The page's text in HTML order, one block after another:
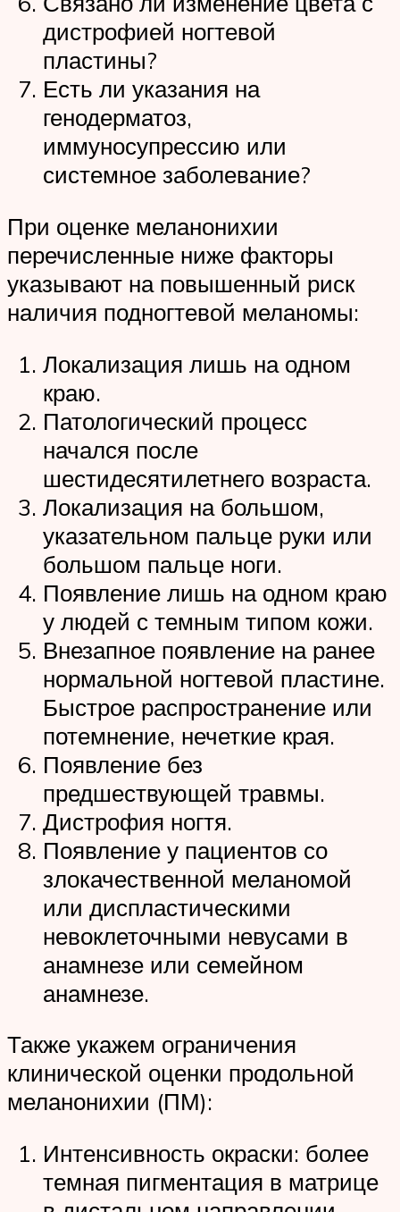
дистрофией ногтевой
пластины?
Есть ли указания на
генодерматоз,
иммуносупрессию или
системное заболевание?
При оценке меланонихии
перечисленные ниже факторы
указывают на повышенный риск
наличия подногтевой меланомы:
Локализация лишь на одном
краю.
Патологический процесс
начался после
шестидесятилетнего возраста.
Локализация на большом,
указательном пальце руки или
большом пальце ноги.
Появление лишь на одном краю
у людей с темным типом кожи.
Внезапное появление на ранее
нормальной ногтевой пластине.
Быстрое распространение или
потемнение, нечеткие края.
Появление без
предшествующей травмы.
Дистрофия ногтя.
Появление у пациентов со
злокачественной меланомой
или диспластическими
невоклеточными невусами в
анамнезе или семейном
анамнезе.
Также укажем ограничения
клинической оценки продольной
меланонихии (ПМ):
Интенсивность окраски: более
темная пигментация в матрице